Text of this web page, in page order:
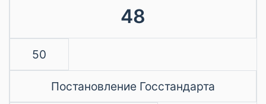
48
50
Постановление Госстандарта